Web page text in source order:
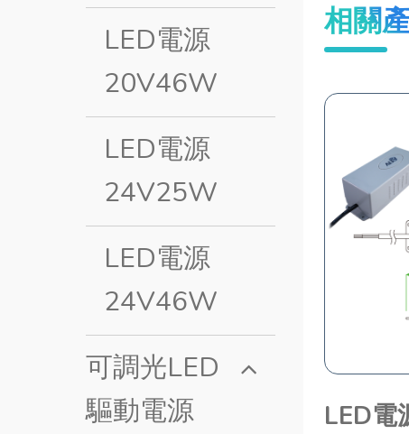
LED電源
20V46W
LED電源
24V25W
LED電源
24V46W
可調光LED
驅動電源
相關
LED